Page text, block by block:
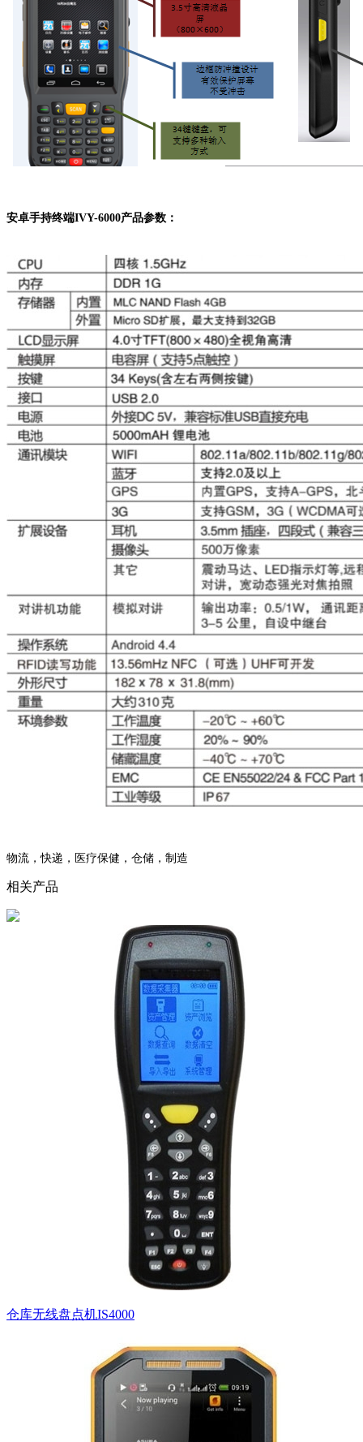
安卓手持终端IVY-6000产品参数：
物流，快递，医疗保健，仓储，制造
相关产品
仓库无线盘点机IS4000